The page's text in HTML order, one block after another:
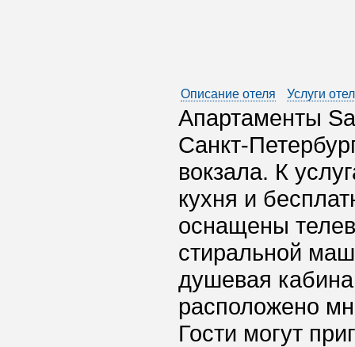
Описание отеля Услуги
Апартаменты
Санкт-
вокзала. К
кухня и
оснащены
стиральной
душевая
расположено
Гости могут